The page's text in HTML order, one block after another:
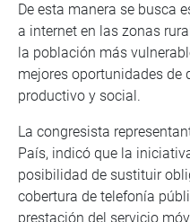
De esta manera se busca
a internet en las zonas
la población más
mejores oportunidades de
productivo y social.
La congresista
País, indicó que la
posibilidad de sustituir
cobertura de telefonía
prestación del servicio